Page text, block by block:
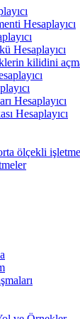
Hesaplayıcı
Hesaplayıcı
kilidini
Hesaplayıcı
Hesaplayıcı
ölçekli